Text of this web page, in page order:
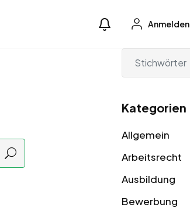
Anmelden
Kategorien
Allgemein
Arbeitsrecht
Ausbildung
Bewerbung